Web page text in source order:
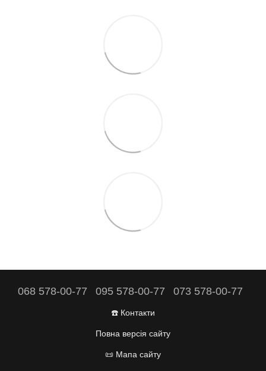
068 578-00-77 095 578-00-77 073 578-00-77
☎️ Контакти
Повна версія сайту
📜 Мапа сайту